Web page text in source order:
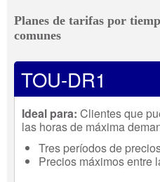
Planes de tarifas por
comunes
TOU-DR1
Ideal para: Clientes que
las horas de máxima
Tres períodos de
Precios máximos entre